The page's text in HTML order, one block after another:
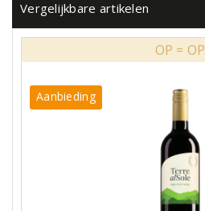
Vergelijkbare artikelen
OP = OP
Aanbieding